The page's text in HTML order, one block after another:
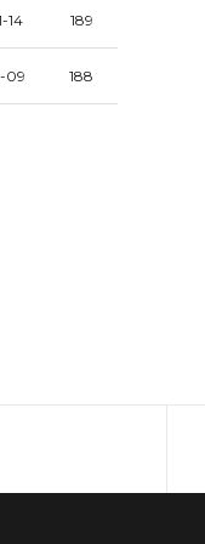
14 189
09 188